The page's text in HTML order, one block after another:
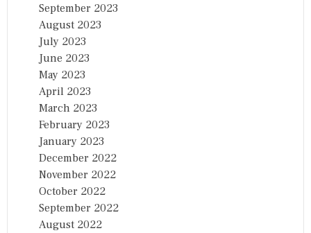
September 2023
August 2023
July 2023
June 2023
May 2023
April 2023
March 2023
February 2023
January 2023
December 2022
November 2022
October 2022
September 2022
August 2022